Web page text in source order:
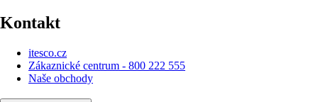
Kontakt
itesco.cz
Zákaznické centrum - 800 222 555
Naše obchody